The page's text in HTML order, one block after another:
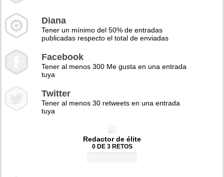
Diana
Tener un mínimo del 50% de entradas
publicadas respecto el total de enviadas
Facebook
Tener al menos 300 Me gusta en una entrada
tuya
Twitter
Tener al menos 30 retweets en una entrada
tuya
Redactor de élite
0 DE 3 RETOS